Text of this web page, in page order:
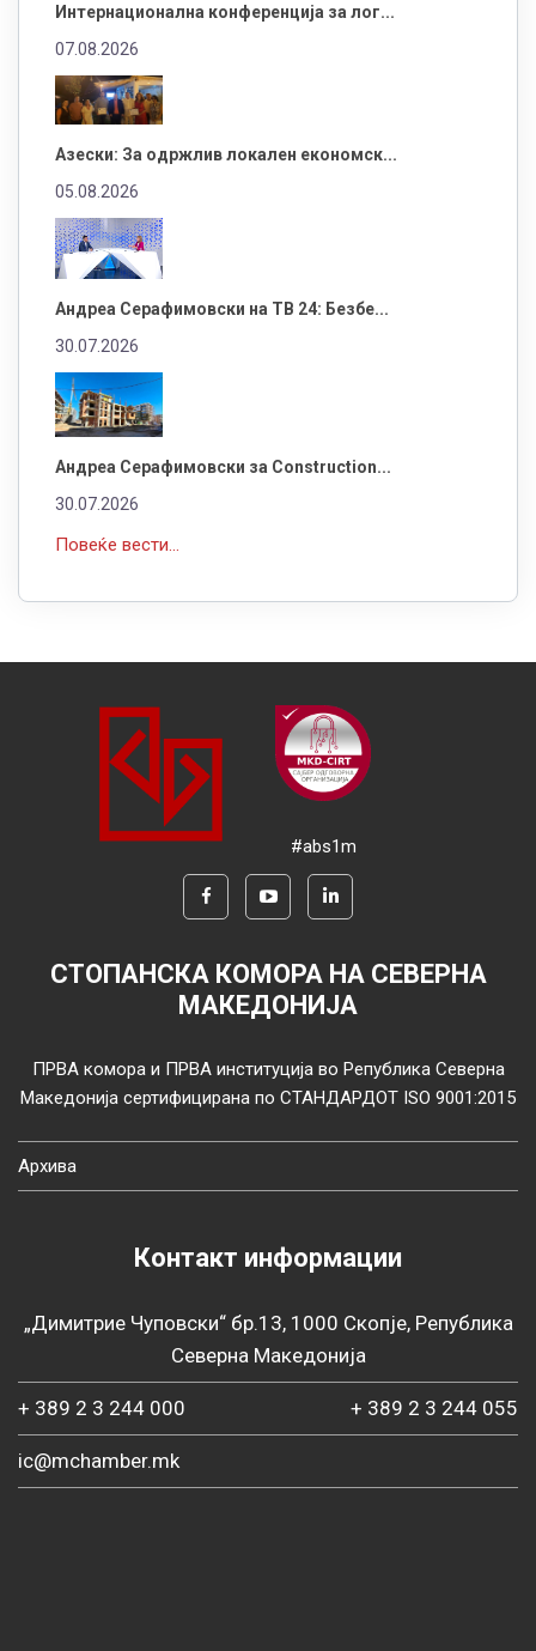
Интернационална конференција за лог...
07.08.2026
Азески: За одржлив локален економск...
05.08.2026
Андреа Серафимовски на ТВ 24: Безбе...
30.07.2026
Андреа Серафимовски за Construction...
30.07.2026
Повеќе вести...
#abs1m
СТОПАНСКА КОМОРА НА СЕВЕРНА
МАКЕДОНИЈА
ПРВА комора и ПРВА институција во Република Северна
Македонија сертифицирана по СТАНДАРДОТ ISO 9001:2015
Архива
Контакт информации
„Димитрие Чуповски“ бр.13, 1000 Скопје, Република
Северна Македонија
+ 389 2 3 244 000 + 389 2 3 244 055
ic@mchamber.mk